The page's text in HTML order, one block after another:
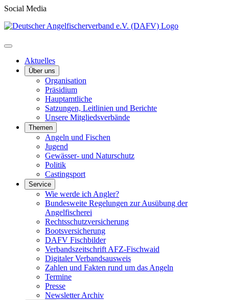
Social Media
Aktuelles
Über uns
Organisation
Präsidium
Hauptamtliche
Satzungen, Leitlinien und Berichte
Unsere Mitgliedsverbände
Themen
Angeln und Fischen
Jugend
Gewässer- und Naturschutz
Politik
Castingsport
Service
Wie werde ich Angler?
Bundesweite Regelungen zur Ausübung der
Angelfischerei
Rechtsschutzversicherung
Bootsversicherung
DAFV Fischbilder
Verbandszeitschrift AFZ-Fischwaid
Digitaler Verbandsausweis
Zahlen und Fakten rund um das Angeln
Termine
Presse
Newsletter Archiv